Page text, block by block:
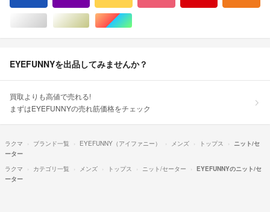
シルバー/銀色系ゴールド/金色系マルチカラー
EYEFUNNYを出品してみませんか？
買取よりも高値で売れる!
まずはEYEFUNNYの売れ筋価格をチェック
ラクマ ブランド一覧 EYEFUNNY（アイファニー） メンズ トップス
ニット/セ
ーター
ラクマ
カテゴリ一覧 メンズ トップス ニット/セーター
EYEFUNNYのニット/セ
ーター